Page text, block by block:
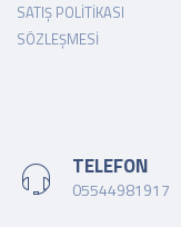
SATIŞ POLITIKASI
SÖZLEŞMESI
TELEFON
05544981917